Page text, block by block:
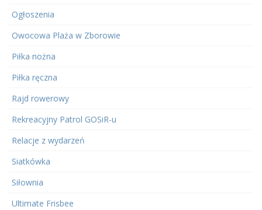
Ogłoszenia
Owocowa Plaża w Zborowie
Piłka nożna
Piłka ręczna
Rajd rowerowy
Rekreacyjny Patrol GOSiR-u
Relacje z wydarzeń
Siatkówka
Siłownia
Ultimate Frisbee